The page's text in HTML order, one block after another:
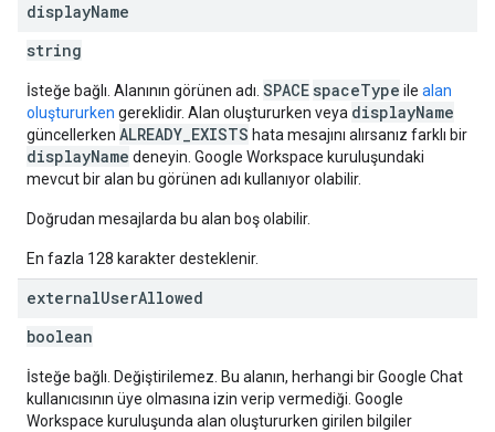
displayName
string
İsteğe bağlı. Alanının görünen adı. SPACE spaceType ile alan
oluştururken gereklidir. Alan oluştururken veya displayName
güncellerken ALREADY_EXISTS hata mesajını alırsanız farklı bir
displayName deneyin. Google Workspace kuruluşundaki
mevcut bir alan bu görünen adı kullanıyor olabilir.
Doğrudan mesajlarda bu alan boş olabilir.
En fazla 128 karakter desteklenir.
externalUserAllowed
boolean
İsteğe bağlı. Değiştirilemez. Bu alanın, herhangi bir Google Chat
kullanıcısının üye olmasına izin verip vermediği. Google
Workspace kuruluşunda alan oluştururken girilen bilgiler